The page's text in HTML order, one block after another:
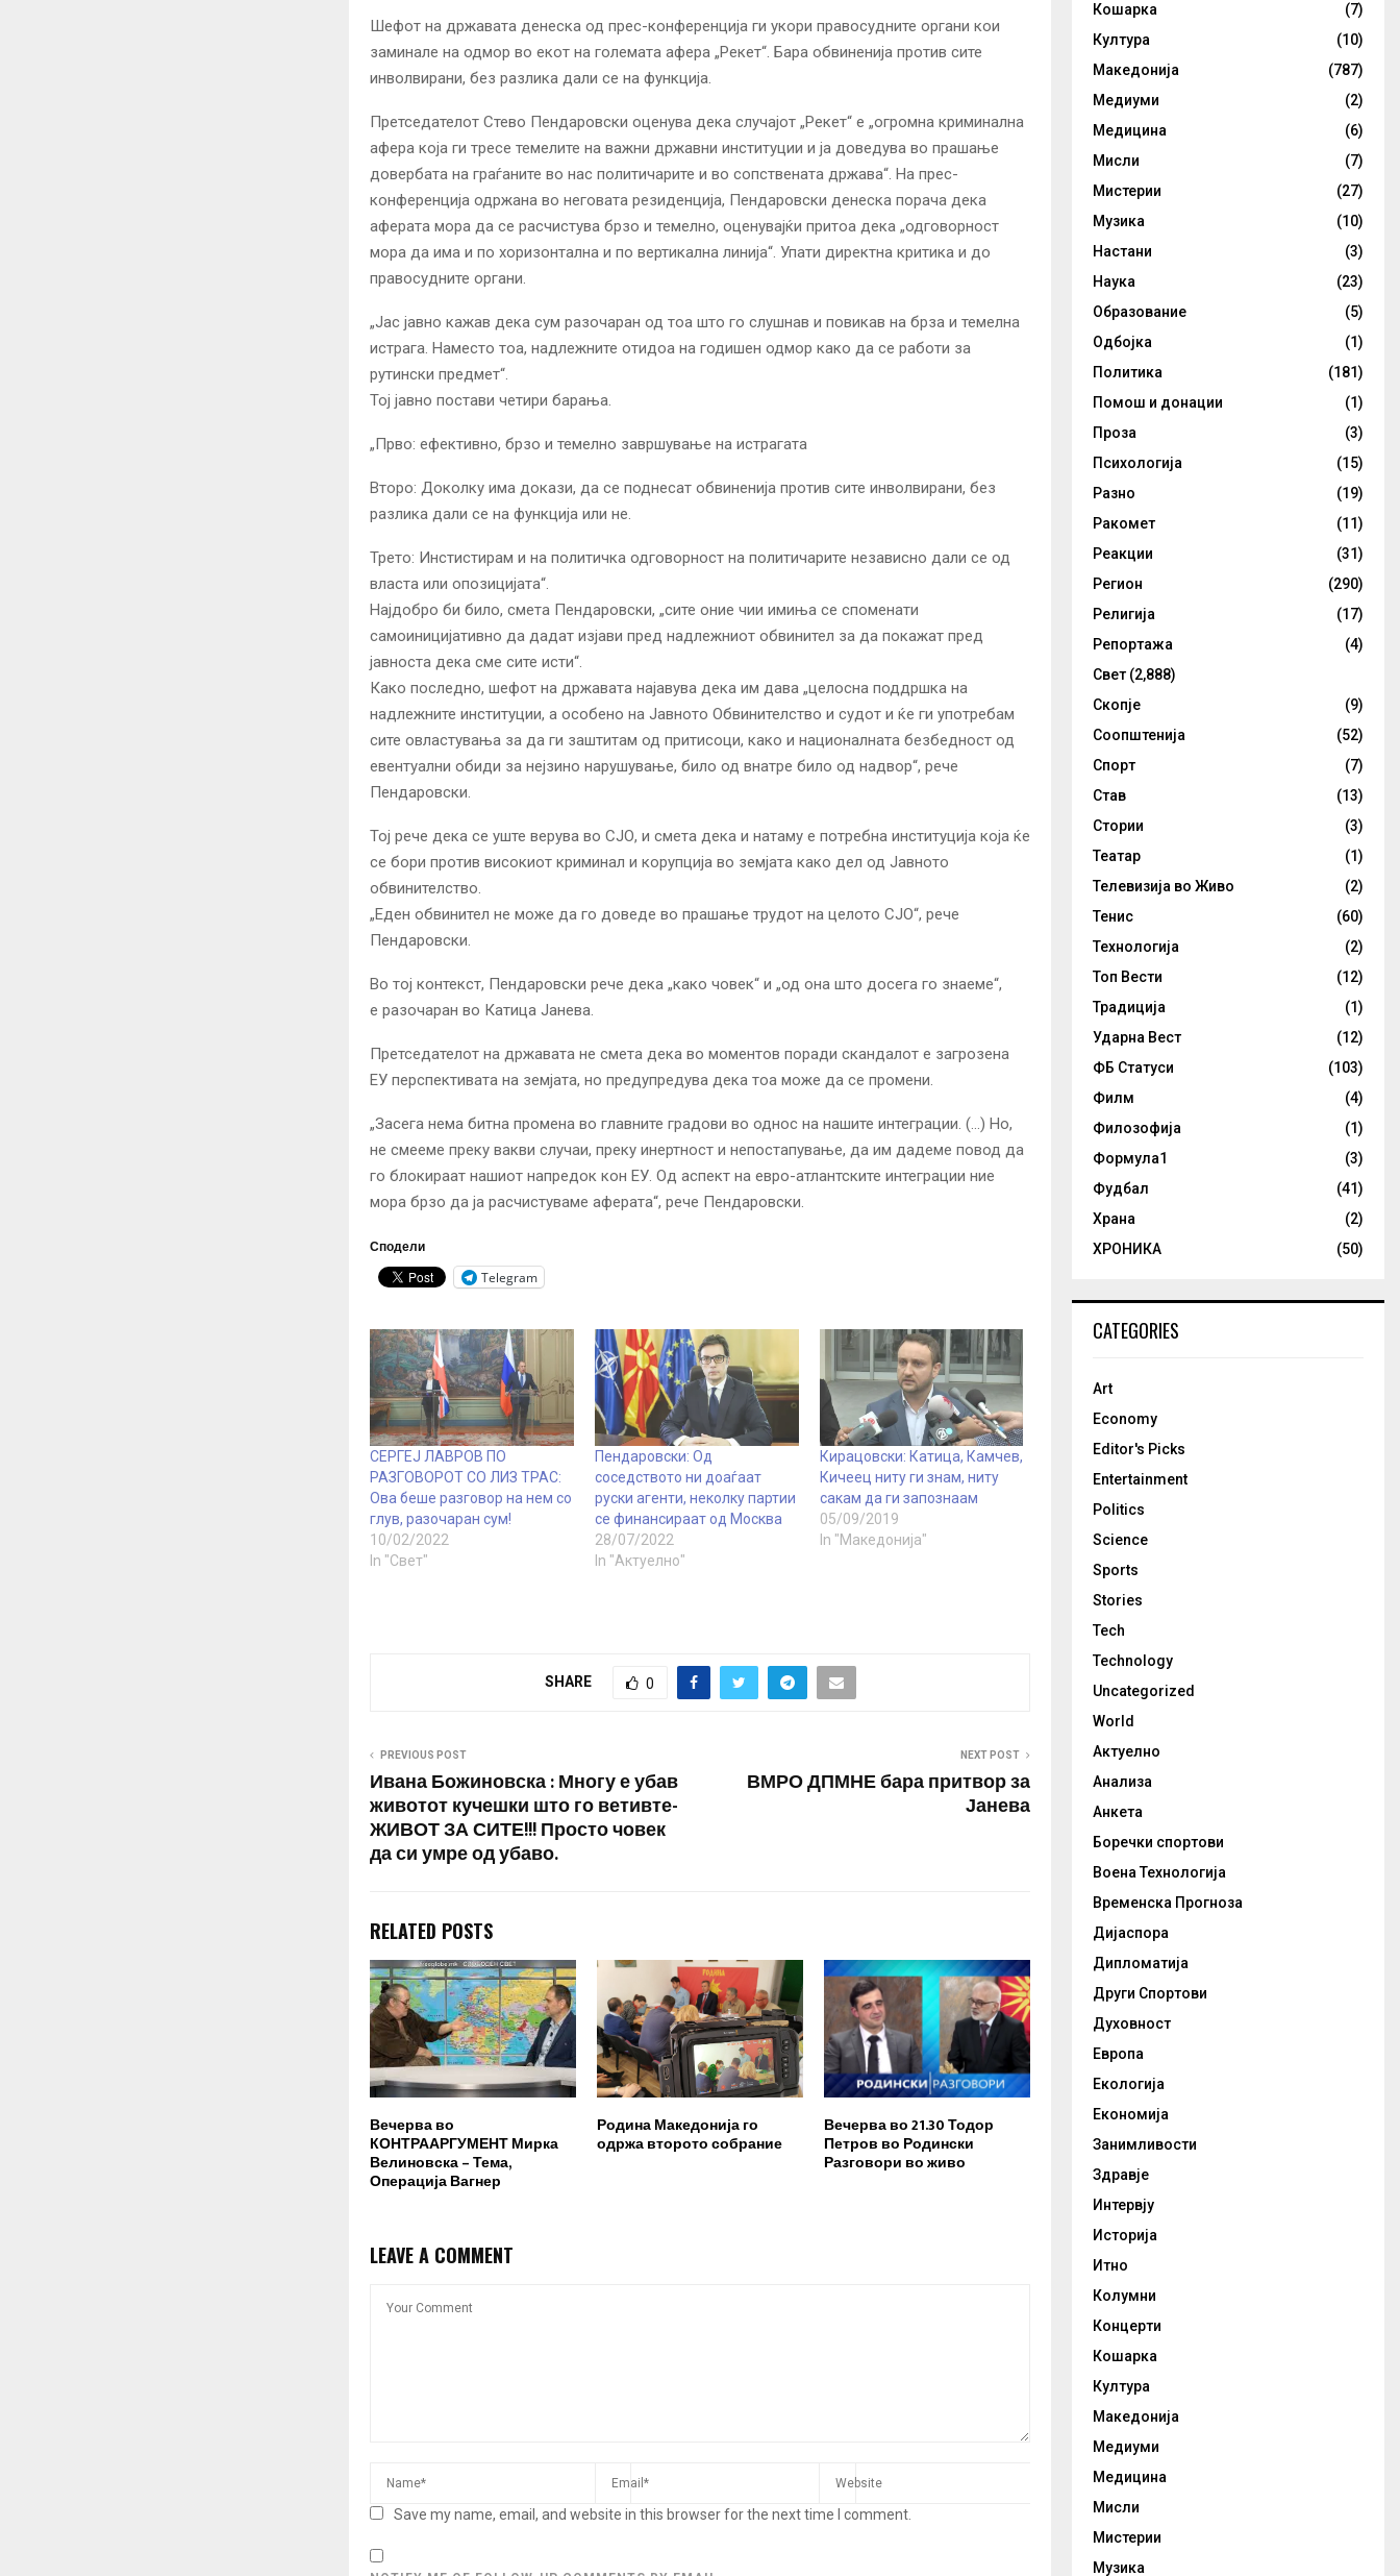
Шефот на државата денеска од прес-конференција ги укори правосудните органи кои
заминале на одмор во екот на големата афера „Рекет“. Бара обвиненија против сите
инволвирани, без разлика дали се на функција.
Претседателот Стево Пендаровски оценува дека случајот „Рекет“ е „огромна криминална
афера која ги тресе темелите на важни државни институции и ја доведува во прашање
довербата на граѓаните во нас политичарите и во сопствената држава“. На прес-
конференција одржана во неговата резиденција, Пендаровски денеска порача дека
аферата мора да се расчистува брзо и темелно, оценувајќи притоа дека „одговорност
мора да има и по хоризонтална и по вертикална линија“. Упати директна критика и до
правосудните органи.
„Јас јавно кажав дека сум разочаран од тоа што го слушнав и повикав на брза и темелна
истрага. Наместо тоа, надлежните отидоа на годишен одмор како да се работи за
рутински предмет“.
Тој јавно постави четири барања.
„Прво: ефективно, брзо и темелно завршување на истрагата
Второ: Доколку има докази, да се поднесат обвиненија против сите инволвирани, без
разлика дали се на функција или не.
Трето: Инстистирам и на политичка одговорност на политичарите независно дали се од
власта или опозицијата“.
Најдобро би било, смета Пендаровски, „сите оние чии имиња се споменати
самоиницијативно да дадат изјави пред надлежниот обвинител за да покажат пред
јавноста дека сме сите исти“.
Како последно, шефот на државата најавува дека им дава „целосна поддршка на
надлежните институции, а особено на Јавното Обвинителство и судот и ќе ги употребам
сите овластувања за да ги заштитам од притисоци, како и националната безбедност од
евентуални обиди за нејзино нарушување, било од внатре било од надвор“, рече
Пендаровски.
Тој рече дека се уште верува во СЈО, и смета дека и натаму е потребна институција која ќе
се бори против високиот криминал и корупција во земјата како дел од Јавното
обвинителство.
„Еден обвинител не може да го доведе во прашање трудот на целото СЈО“, рече
Пендаровски.
Во тој контекст, Пендаровски рече дека „како човек“ и „од она што досега го знаеме“,
е разочаран во Катица Јанева.
Претседателот на државата не смета дека во моментов поради скандалот е загрозена
ЕУ перспективата на земјата, но предупредува дека тоа може да се промени.
„Засега нема битна промена во главните градови во однос на нашите интеграции. (…) Но,
не смееме преку вакви случаи, преку инертност и непостапување, да им дадеме повод да
го блокираат нашиот напредок кон ЕУ. Од аспект на евро-атлантските интеграции ние
мора брзо да ја расчистуваме аферата“, рече Пендаровски.
Сподели
Telegram
СЕРГЕЈ ЛАВРОВ ПО
РАЗГОВОРОТ СО ЛИЗ ТРАС:
Ова беше разговор на нем со
глув, разочаран сум!
10/02/2022
In "Свет"
Пендаровски: Од
соседството ни доаѓаат
руски агенти, неколку партии
се финансираат од Москва
28/07/2022
In "Актуелно"
Кирацовски: Катица, Камчев,
Кичеец ниту ги знам, ниту
сакам да ги запознаам
05/09/2019
In "Македонија"
SHARE 0
PREVIOUS POST
Ивана Божиновска : Многу е убав
животот кучешки што го ветивте-
ЖИВОТ ЗА СИТЕ!!! Просто човек
да си умре од убаво.
NEXT POST
ВМРО ДПМНЕ бара притвор за
Јанева
RELATED POSTS
Вечерва во
КОНТРААРГУМЕНТ Мирка
Велиновска – Тема,
Операција Вагнер
Родина Македонија го
одржа второто собрание
Вечерва во 21.30 Тодор
Петров во Родински
Разговори во живо
LEAVE A COMMENT
Save my name, email, and website in this browser for the next time I comment.
Кошарка
(7)
Култура
(10)
Македонија
(787)
Медиуми
(2)
Медицина
(6)
Мисли
(7)
Мистерии
(27)
Музика
(10)
Настани
(3)
Наука
(23)
Образование
(5)
Одбојка
(1)
Политика
(181)
Помош и донации
(1)
Проза
(3)
Психологија
(15)
Разно
(19)
Ракомет
(11)
Реакции
(31)
Регион
(290)
Религија
(17)
Репортажа
(4)
Свет (2,888)
Скопје
(9)
Соопштенија
(52)
Спорт
(7)
Став
(13)
Стории
(3)
Театар
(1)
Телевизија во Живо
(2)
Тенис
(60)
Технологија
(2)
Топ Вести
(12)
Традиција
(1)
Ударна Вест
(12)
ФБ Статуси
(103)
Филм
(4)
Филозофија
(1)
Формула1
(3)
Фудбал
(41)
Храна
(2)
ХРОНИКА
(50)
CATEGORIES
Art
Economy
Editor's Picks
Entertainment
Politics
Science
Sports
Stories
Tech
Technology
Uncategorized
World
Актуелно
Анализа
Анкета
Боречки спортови
Воена Технологија
Временска Прогноза
Дијаспора
Дипломатија
Други Спортови
Духовност
Европа
Екологија
Економија
Занимливости
Здравје
Интервју
Историја
Итно
Колумни
Концерти
Кошарка
Култура
Македонија
Медиуми
Медицина
Мисли
Мистерии
Музика